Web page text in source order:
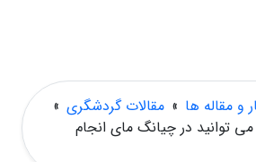
و مقاله ها » مقالات گردشگری »
توانید در چیانگ مای انجام